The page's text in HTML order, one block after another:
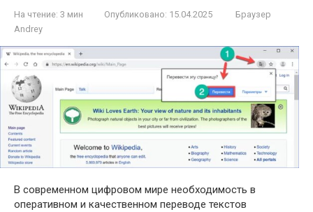
На чтение: 3 мин Опубликовано: 15.04.2025
Браузер
Andrey
В современном цифровом мире необходимость в
оперативном и качественном переводе текстов